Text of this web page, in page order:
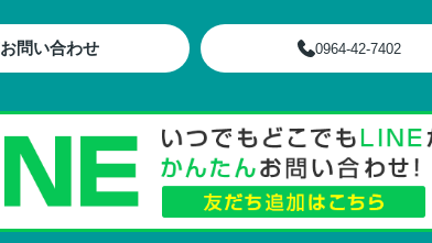
お問い合わせ 0964-42-7402